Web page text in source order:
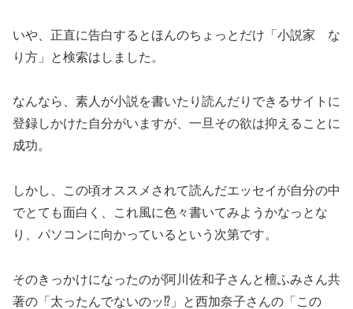
いや、正直に告白するとほんのちょっとだけ「小説家 な
り方」と検索はしました。
なんなら、素人が小説を書いたり読んだりできるサイトに
登録しかけた自分がいますが、一旦その欲は抑えることに
成功。
しかし、この頃オススメされて読んだエッセイが自分の中
でとても面白く、これ風に色々書いてみようかなっとな
り、パソコンに向かっているという次第です。
そのきっかけになったのが阿川佐和子さんと檀ふみさん共
著の「太ったんでないのッ⁉︎」と西加奈子さんの「この